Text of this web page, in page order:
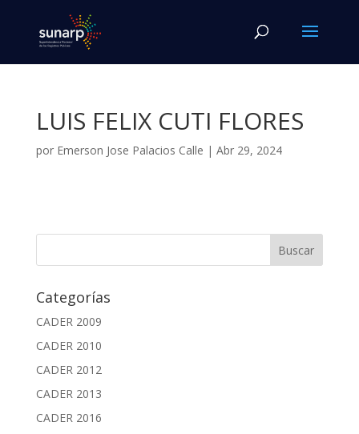
LUIS FELIX CUTI FLORES
por Emerson Jose Palacios Calle | Abr 29, 2024
Categorías
CADER 2009
CADER 2010
CADER 2012
CADER 2013
CADER 2016